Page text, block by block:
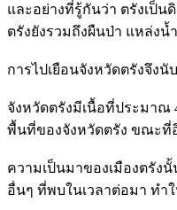
และอย่างที่รู้กันว่า ตรังเป็
ตรังยังรวมถึงผืนป่า แหล่ง
การไปเยือนจังหวัดตรังจึง
จังหวัดตรังมีเนื้อที่ประมาณ
พื้นที่ของจังหวัดตรัง ขณะที่
ความเป็นมาของเมืองตรัง
อื่นๆ ที่พบในเวลาต่อมา ทำ